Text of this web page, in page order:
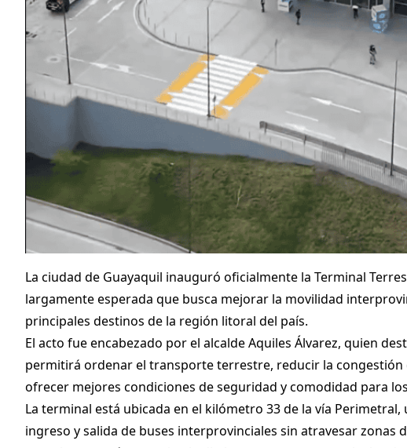
La ciudad de Guayaquil inauguró oficialmente la Terminal
largamente esperada que busca mejorar la movilidad
principales destinos de la región litoral del país.
El acto fue encabezado por el alcalde Aquiles Álvarez, quien
permitirá ordenar el transporte terrestre, reducir la congestión
ofrecer mejores condiciones de seguridad y comodidad para
La terminal está ubicada en el kilómetro 33 de la vía
ingreso y salida de buses interprovinciales sin atravesar zonas